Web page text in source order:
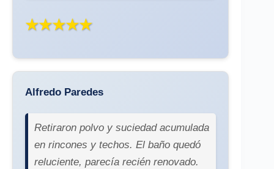
★★★★★
Alfredo Paredes
Retiraron polvo y suciedad acumulada
en rincones y techos. El baño quedó
reluciente, parecía recién renovado.